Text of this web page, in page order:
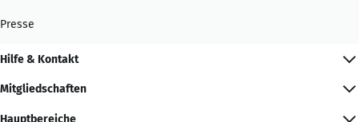
Presse
Hilfe & Kontakt
Mitgliedschaften
Hauptbereiche